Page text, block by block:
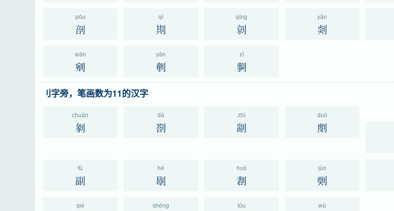
pōu
剖
qí
剘
qíng
剠
yǎn
剡
wān
剜
yān
剦
zì
剚
刂字旁，笔画数为11的汉字
chuán
剶
dá
剳
zhì
剬
duó
剫
fù
副
hé
㓭
huò
剨
jùn
㓴
qiè shèng tóu wū